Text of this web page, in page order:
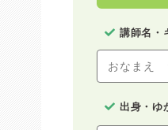
講師名・
出身・ゆ